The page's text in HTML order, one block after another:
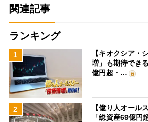
関連記事
ランキング
1
【キオクシア・
増」も期待でき
億円超・…
2
【億り人オール
「総資産69億円